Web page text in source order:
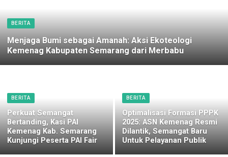
BERITA
Menjaga Bumi sebagai Amanah: Aksi Ekoteologi
Kemenag Kabupaten Semarang dari Merbabu
BERITA
Perkuat Semangat
Bertanding, Kasi PAI
Kemenag Kab. Semarang
Kunjungi Peserta PAI Fair
BERITA
Optimalisasi Formasi PPPK
2025: ASN Kemenag Resmi
Dilantik, Semangat Baru
Untuk Pelayanan Publik